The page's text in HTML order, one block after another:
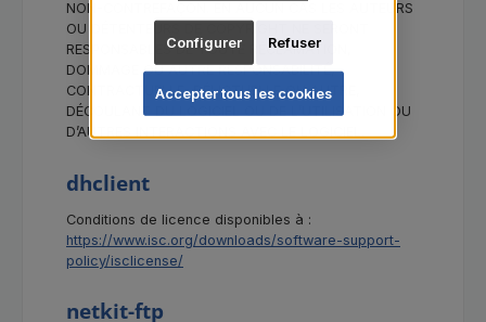
NON-CONTREFAÇON. EN AUCUN CAS LES AUTEURS
OU DÉTENTEURS DE COPYRIGHT NE SERONT
RESPONSABLES DE TOUTE RÉCLAMATION,
DOMMAGE OU AUTRE RESPONSABILITÉ,
CONTRACTUELLE, DÉLICTUELLE OU AUTRE,
DÉCOULANT DU LOGICIEL OU DE L’UTILISATION OU
D’AUTRES INTERACTIONS AVEC LE LOGICIEL.
dhclient
Conditions de licence disponibles à :
https://www.isc.org/downloads/software-support-
policy/isclicense/
netkit-ftp
Refuser
Configurer
Accepter tous les cookies